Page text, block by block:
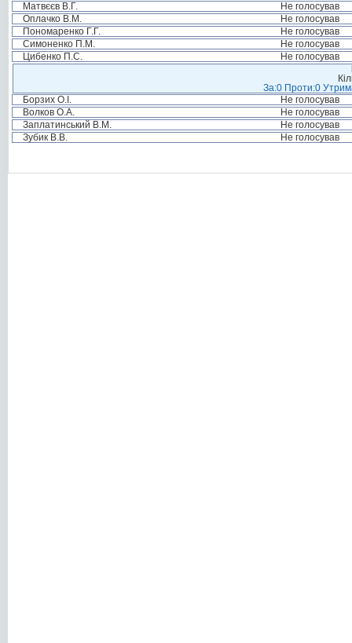
Матвєєв В.Г.
Не голосував
Оплачко В.М.
Не голосував
Пономаренко Г.Г.
Не голосував
Симоненко П.М.
Не голосував
Цибенко П.С.
Не голосував
За:0 Проти:0
Борзих О.І.
Не голосував
Волков О.А.
Не голосував
Заплатинський В.М.
Не голосував
Зубик В.В.
Не голосував